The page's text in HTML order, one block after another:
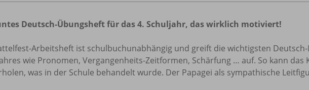
Deutsch-Übungsheft für das 4. Schuljahr, das wirklich motiviert!
Arbeitsheft ist schulbuchunabhängig und greift die wichtigsten
wie Pronomen, Vergangenheits-Zeitformen, Schärfung … auf. So kann das
was in der Schule behandelt wurde. Der Papagei als sympathische